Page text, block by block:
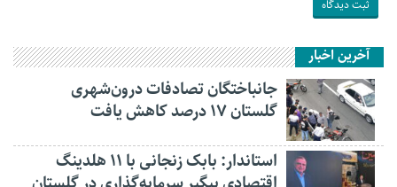
آخرین اخبار
جانباختگان تصادفات درون‌شهری
گلستان ۱۷ درصد کاهش یافت
استاندار: بابک زنجانی با ۱۱ هلدینگ